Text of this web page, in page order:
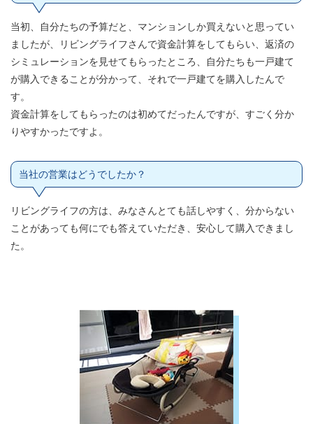
当初、自分たちの予算だと、マンションしか買えないと思ってい
ましたが、リビングライフさんで資金計算をしてもらい、返済の
シミュレーションを見せてもらったところ、自分たちも一戸建て
が購入できることが分かって、それで一戸建てを購入したんで
す。
資金計算をしてもらったのは初めてだったんですが、すごく分か
りやすかったですよ。
当社の営業はどうでしたか？
リビングライフの方は、みなさんとても話しやすく、分からない
ことがあっても何にでも答えていただき、安心して購入できまし
た。